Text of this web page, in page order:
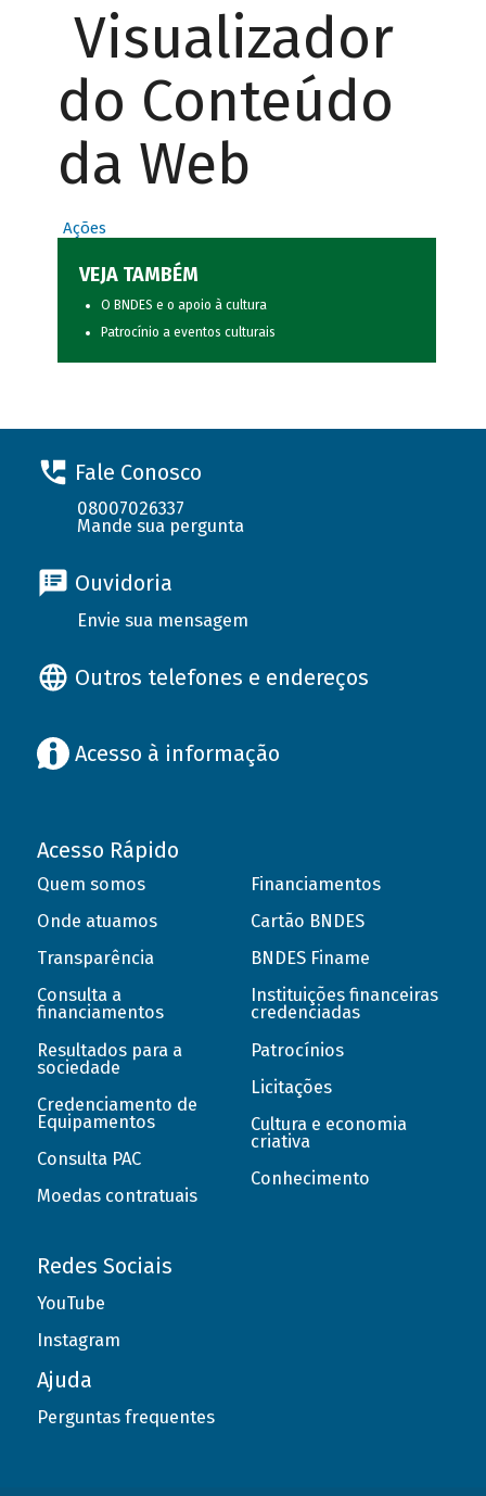
Visualizador
do Conteúdo
da Web
Ações
VEJA TAMBÉM
O BNDES e o apoio à cultura
Patrocínio a eventos culturais
Fale Conosco
08007026337
Mande sua pergunta
Ouvidoria
Envie sua mensagem
Outros telefones e endereços
Acesso à informação
Acesso Rápido
Quem somos
Onde atuamos
Transparência
Consulta a
financiamentos
Resultados para a
sociedade
Credenciamento de
Equipamentos
Consulta PAC
Moedas contratuais
Financiamentos
Cartão BNDES
BNDES Finame
Instituições financeiras
credenciadas
Patrocínios
Licitações
Cultura e economia
criativa
Conhecimento
Redes Sociais
YouTube
Instagram
Ajuda
Perguntas frequentes